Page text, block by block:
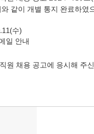
같이 개별 통지 완료하였
수)
일 안내
원 채용 공고에 응시해 주